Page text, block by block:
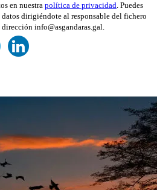
en nuestra política de privacidad. Puedes
dirigiéndote al responsable del fichero
info@asgandaras.gal.